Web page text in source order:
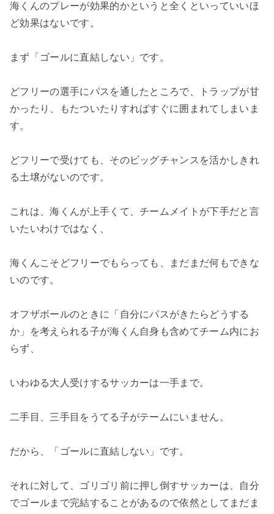
海くんのプレーが効果的かというと全くといっていいほ
ど効果はないです。
まず「ゴールに直結しない」です。
どフリーの選手にパスを通したところで、トラップが甘
かったり、もたついたりすればすぐに囲まれてしまいま
す。
どフリーで受けても、そのビッグチャンスを活かしきれ
る土壌がないのです。
これは、海くんが上手くて、チームメイトが下手だと言
いたいわけではなく、
海くんこそどフリーでもらっても、まだまだ何もできな
いのです。
オフザボールのときに「自分にパスがきたらどうする
か」を考えられる子が海くん自身も含めてチーム内にお
らず、
いわゆる大人受けするサッカーは一手まで。
二手目、三手目をうてる子がテームにいません。
だから、「ゴールに直結しない」です。
それに対して、ゴリゴリ前に押し倒すサッカーは、自分
でゴールまで完結することがあるので依然としてまだま